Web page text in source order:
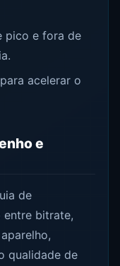
pico e fora de
acelerar o
e
de
entre bitrate,
qualidade de